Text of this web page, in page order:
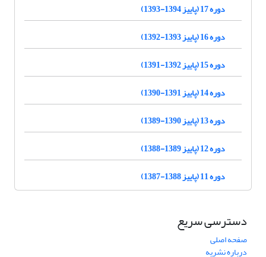
دوره 17 (پاییز 1394-1393)
دوره 16 (پاییز 1393-1392)
دوره 15 (پاییز 1392-1391)
دوره 14 (پاییز 1391-1390)
دوره 13 (پاییز 1390-1389)
دوره 12 (پاییز 1389-1388)
دوره 11 (پاییز 1388-1387)
دسترسی سریع
صفحه اصلی
درباره نشریه